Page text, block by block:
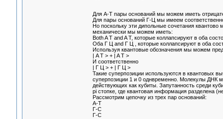
Для А-Т пары оснований мы можем иметь
Для пары оснований Г-Ц мы имеем
Но поскольку эти дипольные сочетания
механически мы можем иметь:
Both A T and A T, которые коллапсируют в оба
Оба Г Ц and Г Ц , которые коллапсируют в оба
Используя квантовые обозначения мы можем
| A T > + | A T >
И соответственно
| Г Ц > + | Г Ц >
Такие суперпозиции используются в квантовых
суперпозиции 1 и 0 однвременно. Молекулы ДНК
действующих как кубиты. Запутанность среди
pi стопке, где квантовая информация разделена
Рассмотрим цепочку из трех пар оснований:
A-T
Г-C
Г-C